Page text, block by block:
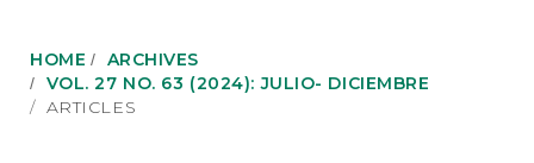
n
M
HOME
ARCHIVES
VOL. 27 NO. 63 (2024): JULIO- DICIEMBRE
ARTICLES